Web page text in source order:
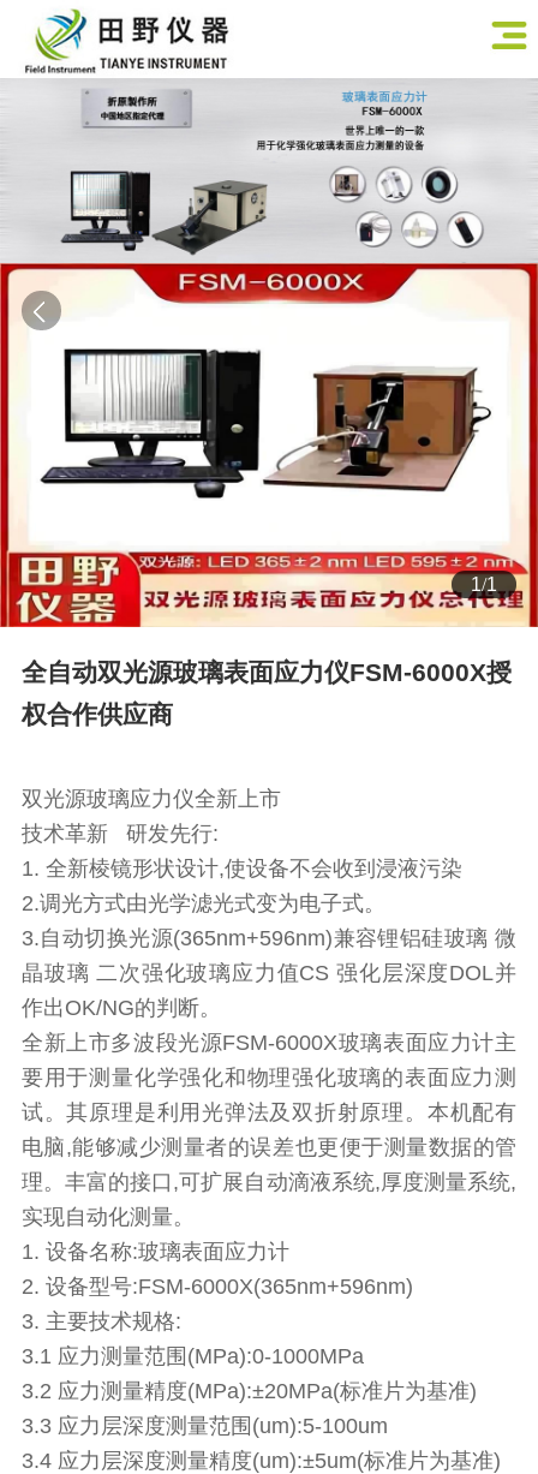
1/1
全自动双光源玻璃表面应力仪FSM-6000X授
权合作供应商
双光源玻璃应力仪全新上市
技术革新 研发先行:
1. 全新棱镜形状设计,使设备不会收到浸液污染
2.调光方式由光学滤光式变为电子式。
3.自动切换光源(365nm+596nm)兼容锂铝硅玻璃 微
晶玻璃 二次强化玻璃应力值CS 强化层深度DOL并
作出OK/NG的判断。
全新上市多波段光源FSM-6000X玻璃表面应力计主
要用于测量化学强化和物理强化玻璃的表面应力测
试。其原理是利用光弹法及双折射原理。本机配有
电脑,能够减少测量者的误差也更便于测量数据的管
理。丰富的接口,可扩展自动滴液系统,厚度测量系统,
实现自动化测量。
1. 设备名称:玻璃表面应力计
2. 设备型号:FSM-6000X(365nm+596nm)
3. 主要技术规格:
3.1 应力测量范围(MPa):0-1000MPa
3.2 应力测量精度(MPa):±20MPa(标准片为基准)
3.3 应力层深度测量范围(um):5-100um
3.4 应力层深度测量精度(um):±5um(标准片为基准)